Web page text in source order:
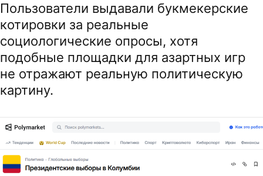
Пользователи выдавали букмекерские
котировки за реальные
социологические опросы, хотя
подобные площадки для азартных игр
не отражают реальную политическую
картину.